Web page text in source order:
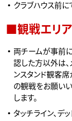
クラブハウス前に
■観戦エリ
両チームが事前
認した方以外は、
ンスタンド観客席
の観戦をお願い
します。
タッチライン、デッ